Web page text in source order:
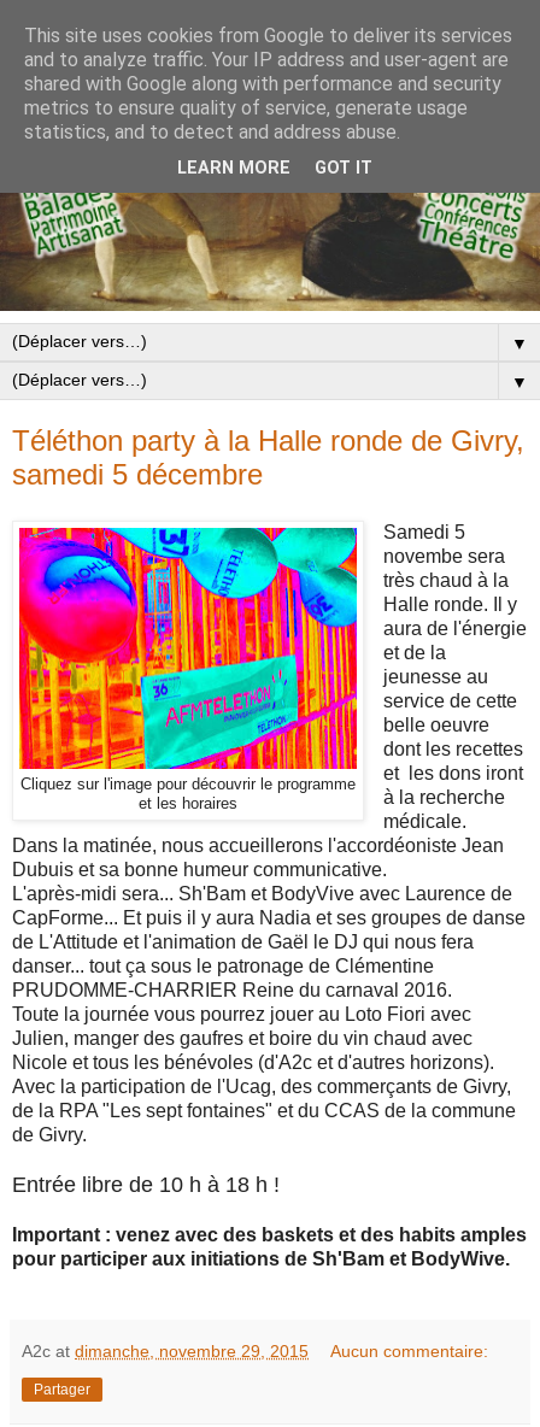
▼
▼
Téléthon party à la Halle ronde de Givry,
samedi 5 décembre
Cliquez sur l'image pour découvrir le programme
et les horaires
Samedi 5
novembe sera
très chaud à la
Halle ronde. Il y
aura de l'énergie
et de la
jeunesse au
service de cette
belle oeuvre
dont les recettes
et les dons iront
à la recherche
médicale.
Dans la matinée, nous accueillerons l'accordéoniste Jean
Dubuis et sa bonne humeur communicative.
L'après-midi sera... Sh'Bam et BodyVive avec Laurence de
CapForme... Et puis il y aura Nadia et ses groupes de danse
de L'Attitude et l'animation de Gaël le DJ qui nous fera
danser... tout ça sous le patronage de Clémentine
PRUDOMME-CHARRIER Reine du carnaval 2016.
Toute la journée vous pourrez jouer au Loto Fiori avec
Julien, manger des gaufres et boire du vin chaud avec
Nicole et tous les bénévoles (d'A2c et d'autres horizons).
Avec la participation de l'Ucag, des commerçants de Givry,
de la RPA "Les sept fontaines" et du CCAS de la commune
de Givry.
Entrée libre de 10 h à 18 h !
Important : venez avec des baskets et des habits amples
pour participer aux initiations de Sh'Bam et BodyWive.
A2c at dimanche, novembre 29, 2015 Aucun commentaire:
Partager
This site uses cookies from Google to deliver its services
and to analyze traffic. Your IP address and user-agent are
shared with Google along with performance and security
metrics to ensure quality of service, generate usage
statistics, and to detect and address abuse.
LEARN MORE GOT IT